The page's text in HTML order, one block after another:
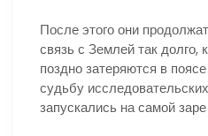
После этого они
связь с Землей так долго,
поздно затеряются в
судьбу
запускались на самой